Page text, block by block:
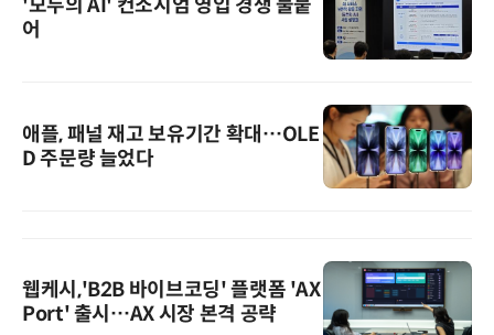
'모두의 AI' 컨소시엄 영입 경쟁 불붙
어
애플, 패널 재고 보유기간 확대…OLE
D 주문량 늘었다
웹케시,'B2B 바이브코딩' 플랫폼 'AX
Port' 출시…AX 시장 본격 공략